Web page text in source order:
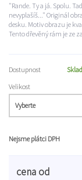
"Rande. Ty a já. Spolu.
nevyplašíš..." Originál
desku. Motiv obrazu je
Tento dřevěný rám je ze
Dostupnost
Velikost
Nejsme plátci DPH
cena od